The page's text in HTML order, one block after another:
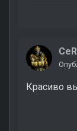
Красиво